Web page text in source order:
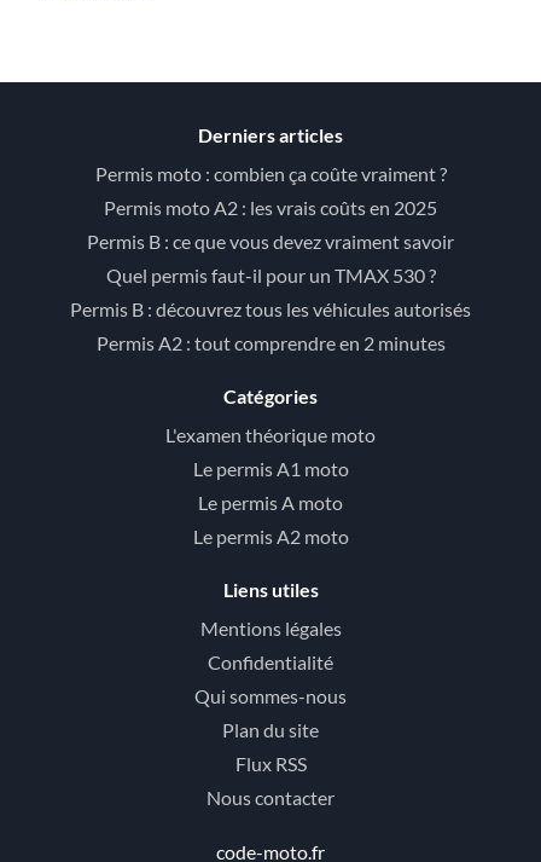
Derniers articles
Permis moto : combien ça coûte vraiment ?
Permis moto A2 : les vrais coûts en 2025
Permis B : ce que vous devez vraiment savoir
Quel permis faut-il pour un TMAX 530 ?
Permis B : découvrez tous les véhicules autorisés
Permis A2 : tout comprendre en 2 minutes
Catégories
L'examen théorique moto
Le permis A1 moto
Le permis A moto
Le permis A2 moto
Liens utiles
Mentions légales
Confidentialité
Qui sommes-nous
Plan du site
Flux RSS
Nous contacter
code-moto.fr